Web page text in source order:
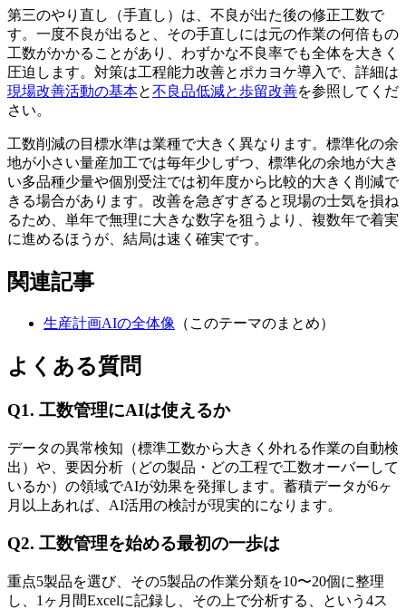
第三のやり直し（手直し）は、不良が出た後の修正工数で
す。一度不良が出ると、その手直しには元の作業の何倍もの
工数がかかることがあり、わずかな不良率でも全体を大きく
圧迫します。対策は工程能力改善とポカヨケ導入で、詳細は
現場改善活動の基本と不良品低減と歩留改善を参照してくだ
さい。
工数削減の目標水準は業種で大きく異なります。標準化の余
地が小さい量産加工では毎年少しずつ、標準化の余地が大き
い多品種少量や個別受注では初年度から比較的大きく削減で
きる場合があります。改善を急ぎすぎると現場の士気を損ね
るため、単年で無理に大きな数字を狙うより、複数年で着実
に進めるほうが、結局は速く確実です。
関連記事
生産計画AIの全体像 （このテーマのまとめ）
よくある質問
Q1. 工数管理にAIは使えるか
データの異常検知（標準工数から大きく外れる作業の自動検
出）や、要因分析（どの製品・どの工程で工数オーバーして
いるか）の領域でAIが効果を発揮します。蓄積データが6ヶ
月以上あれば、AI活用の検討が現実的になります。
Q2. 工数管理を始める最初の一歩は
重点5製品を選び、その5製品の作業分類を10〜20個に整理
し、1ヶ月間Excelに記録し、その上で分析する、という4ス